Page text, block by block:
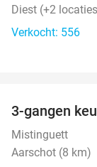
Diest (+2
Verkocht: 556
3-gangen
Mistinguett
Aarschot (8 km)